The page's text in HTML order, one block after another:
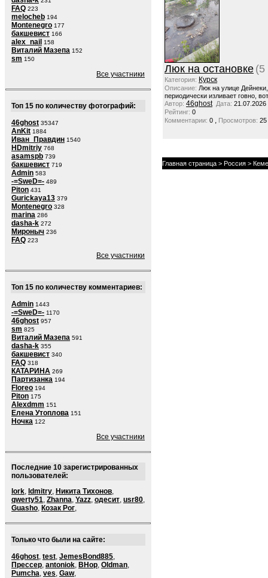
FAQ 223
melocheb 194
Montenegro 177
бакшевист 166
alex_nail 158
Виталий Мазепа 152
sm 150
Все участники
Топ 15 по количеству фотографий:
46ghost 35347
AnKit 1884
Иван_Правдин 1540
HDmitriy 768
asamspb 739
бакшевист 719
Admin 583
-=SweD=- 489
Piton 431
Gurickaya13 379
Montenegro 328
marina 286
dasha-k 272
Мироныч 236
FAQ 223
Все участники
Топ 15 по количеству комментариев:
Admin 1443
-=SweD=- 1170
46ghost 957
sm 825
Виталий Мазепа 591
dasha-k 355
бакшевист 340
FAQ 318
КАТАРИНА 269
Партизанка 194
Floreo 194
Piton 175
Alexdmm 151
Елена Утоплова 151
Ночка 122
Все участники
Последние 10 зарегистрированных
пользователей:
lork, ldmitry, Никита Тихонов,
qwerty51, Zhanna, Yazz, одесит, usr80,
Guasho, Козак Рог,
Только что были на сайте:
46ghost, test, JemesBond885,
Прессер, antoniok, BHop, Oldman,
Pumcha, ves, Gaw,
Люк на остановке (5
Категория: Курск
Описание: Люк на улице
периодически изливает говно,
Автор: 46ghost Дата: 21.07.2026
Рейтинг: 0
Комментарии: 0 , Просмотров: 25
Главная страница > Россия >